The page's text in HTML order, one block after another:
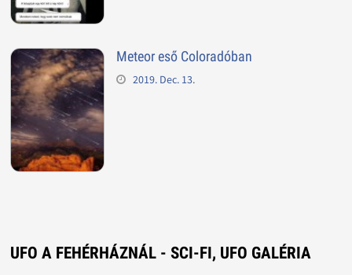
Meteor eső Coloradóban
2019. Dec. 13.
UFO A FEHÉRHÁZNÁL - SCI-FI, UFO GALÉRIA